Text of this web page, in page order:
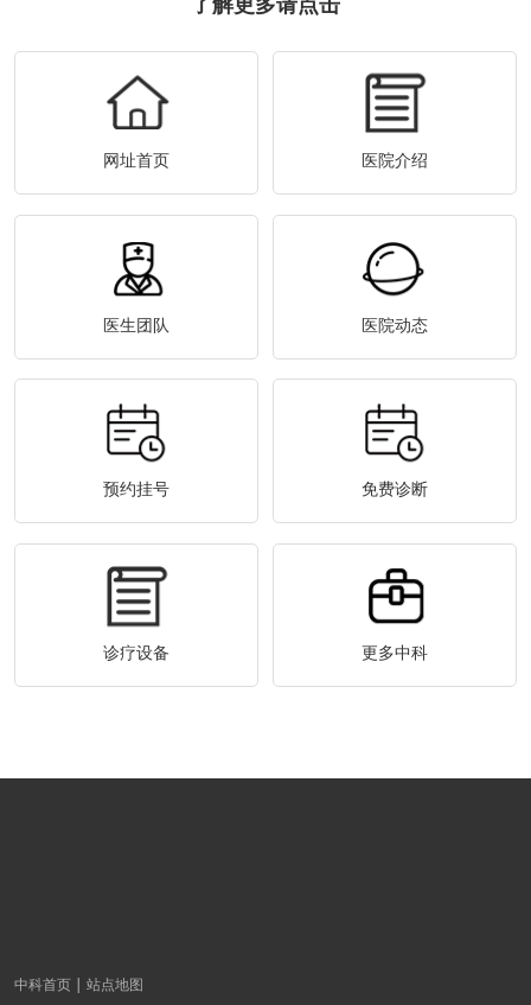
网址首页 医院介绍
医生团队 医院动态
预约挂号 免费诊断
诊疗设备 更多中科
中科首页 站点地图